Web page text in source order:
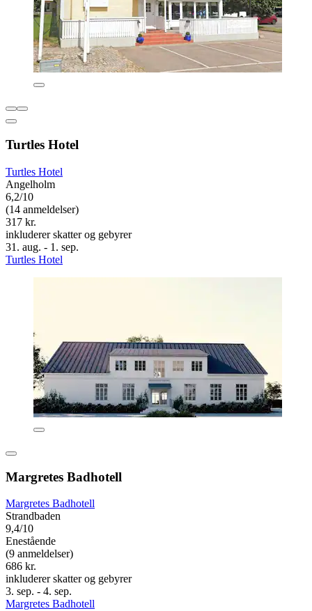
Turtles Hotel
Turtles Hotel
Angelholm
6,2/10
(14 anmeldelser)
317 kr.
inkluderer skatter og gebyrer
31. aug. - 1. sep.
Turtles Hotel
Margretes Badhotell
Margretes Badhotell
Strandbaden
9,4/10
Enestående
(9 anmeldelser)
686 kr.
inkluderer skatter og gebyrer
3. sep. - 4. sep.
Margretes Badhotell